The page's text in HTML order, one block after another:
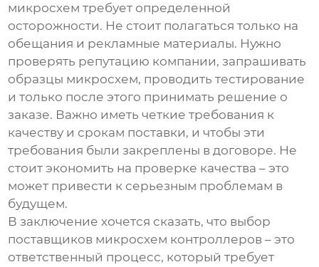
микросхем требует определенной
осторожности. Не стоит полагаться только на
обещания и рекламные материалы. Нужно
проверять репутацию компании, запрашивать
образцы микросхем, проводить тестирование
и только после этого принимать решение о
заказе. Важно иметь четкие требования к
качеству и срокам поставки, и чтобы эти
требования были закреплены в договоре. Не
стоит экономить на проверке качества – это
может привести к серьезным проблемам в
будущем.
В заключение хочется сказать, что выбор
поставщиков микросхем контроллеров – это
ответственный процесс, который требует